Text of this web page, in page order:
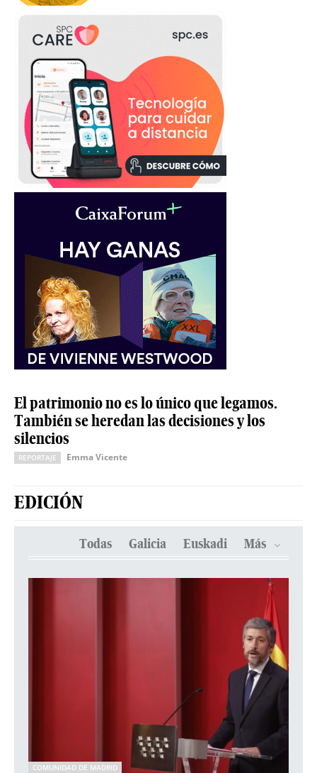
El patrimonio no es lo único que legamos.
También se heredan las decisiones y los
silencios
REPORTAJE Emma Vicente
EDICIÓN
Todas Galicia Euskadi Más
COMUNIDAD DE MADRID